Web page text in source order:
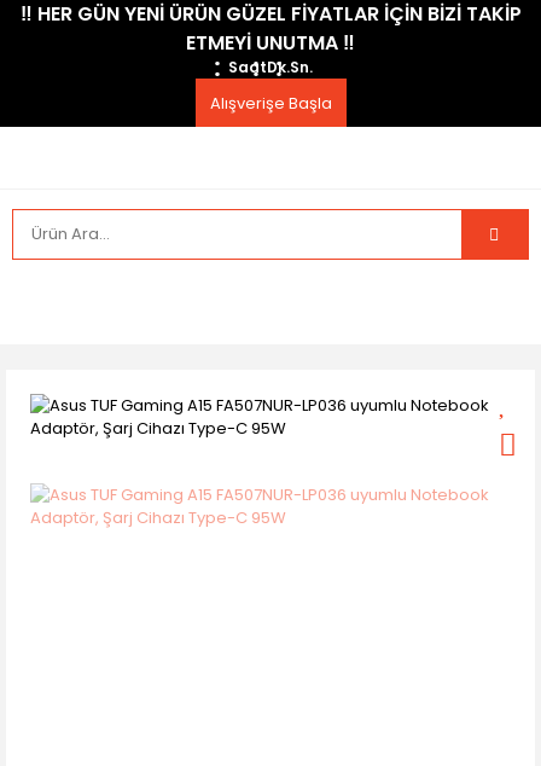
​‼️​ HER GÜN YENİ ÜRÜN GÜZEL FİYATLAR İÇİN BİZİ TAKİP
ETMEYİ UNUTMA ​‼️​
SaatDk.Sn.
Alışverişe Başla